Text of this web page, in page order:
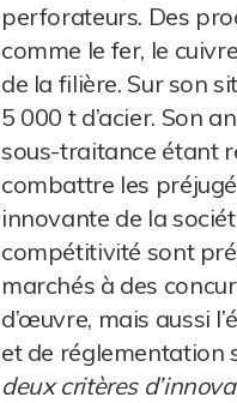
perforateurs. Des
comme le fer, le
de la filière. Sur son
5 000 t d’acier. Son
sous-traitance étant
combattre les
innovante de la
compétitivité sont
marchés à des
d’œuvre, mais aussi
et de réglementation
deux critères